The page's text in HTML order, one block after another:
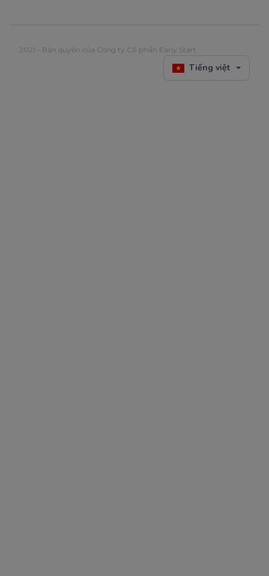
2021 - Bản quyền của Công ty Cổ phần Early Start
Tiếng việt